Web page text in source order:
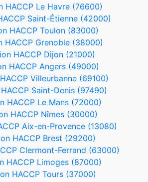
HACCP Le Havre (76600)
Saint-Étienne (42000)
HACCP Toulon (83000)
HACCP Grenoble (38000)
HACCP Dijon (21000)
HACCP Angers (49000)
Villeurbanne (69100)
Saint-Denis (97490)
HACCP Le Mans (72000)
HACCP Nîmes (30000)
Aix-en-Provence (13080)
HACCP Brest (29200)
Clermont-Ferrand (63000)
HACCP Limoges (87000)
HACCP Tours (37000)